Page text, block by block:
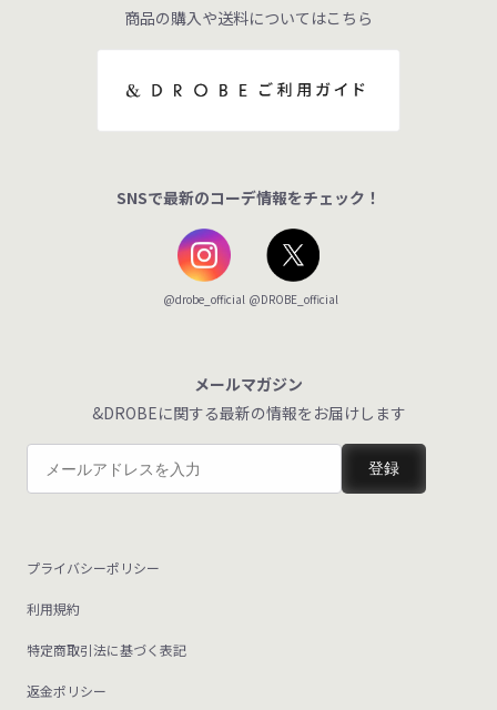
商品の購入や送料についてはこちら
SNSで最新のコーデ情報をチェック！
@drobe_official @DROBE_official
メールマガジン
&DROBEに関する最新の情報をお届けします
登録
プライバシーポリシー
利用規約
特定商取引法に基づく表記
返金ポリシー